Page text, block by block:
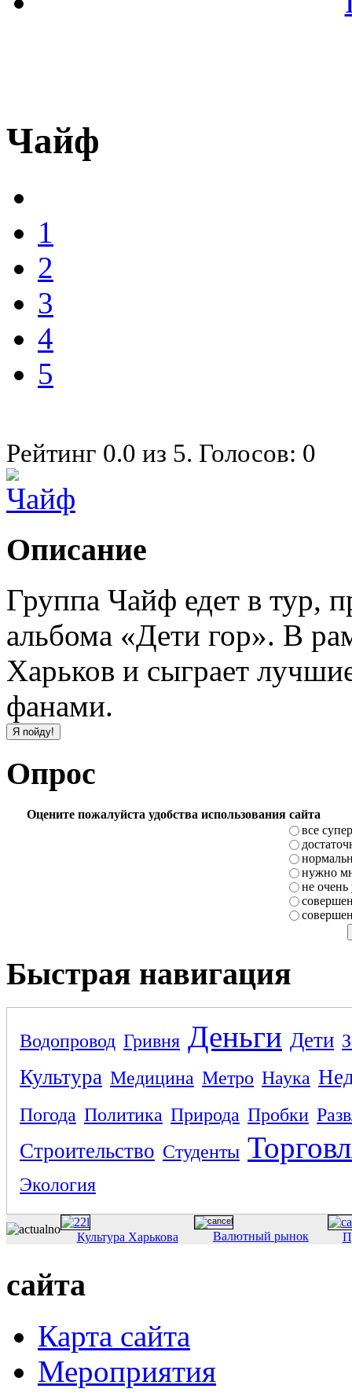
Чайф
1
2
3
4
5
Рейтинг 0.0 из 5. Голосов: 0
Описание
Группа Чайф едет в тур,
альбома «Дети гор». В
Харьков и сыграет
фанами.
Опрос
Оцените пожалуйста удобства использования сайта
все супер
нужно
не очень
Быстрая навигация
Водопровод Гривня Деньги Дети
Культура Медицина Метро Наука
Погода Политика Природа Пробки
Строительство Студенты
Экология
Культура Харькова Валютный рынок
сайта
Карта сайта
Мероприятия